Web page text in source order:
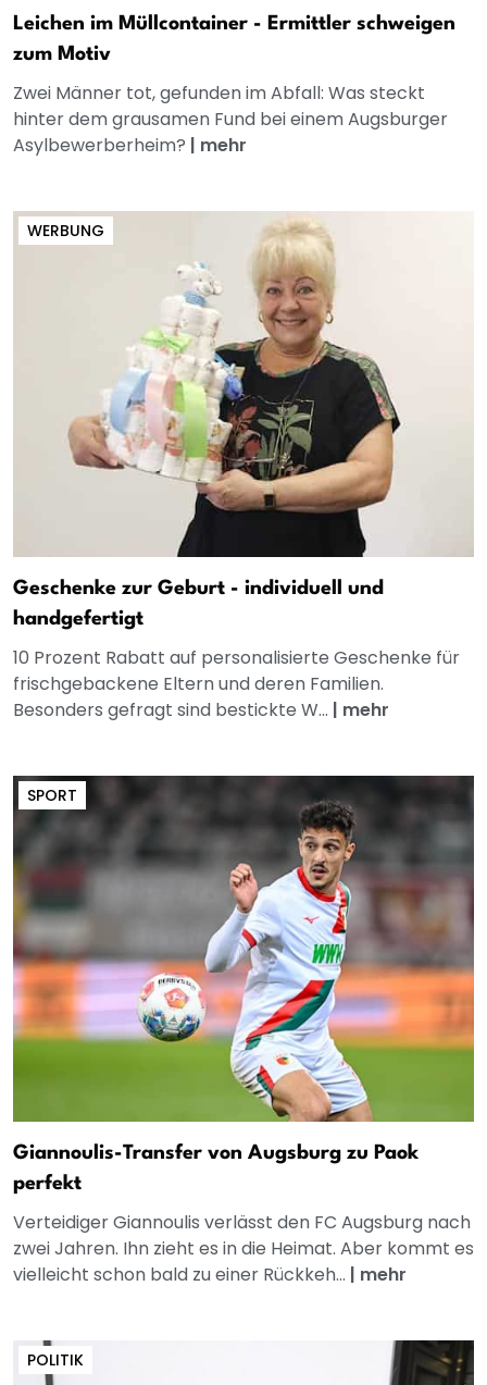
Leichen im Müllcontainer - Ermittler schweigen
zum Motiv
Zwei Männer tot, gefunden im Abfall: Was steckt
hinter dem grausamen Fund bei einem Augsburger
Asylbewerberheim? | mehr
WERBUNG
Geschenke zur Geburt - individuell und
handgefertigt
10 Prozent Rabatt auf personalisierte Geschenke für
frischgebackene Eltern und deren Familien.
Besonders gefragt sind bestickte W... | mehr
SPORT
Giannoulis-Transfer von Augsburg zu Paok
perfekt
Verteidiger Giannoulis verlässt den FC Augsburg nach
zwei Jahren. Ihn zieht es in die Heimat. Aber kommt es
vielleicht schon bald zu einer Rückkeh... | mehr
POLITIK